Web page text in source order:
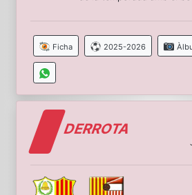
Ficha 2025-2026
DERROTA